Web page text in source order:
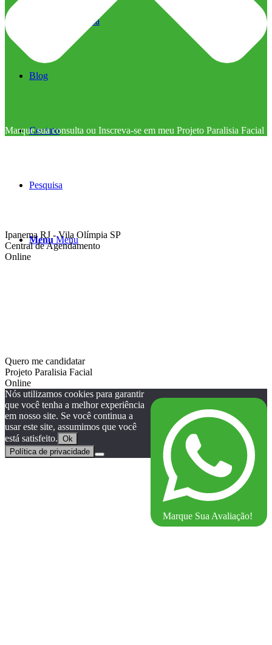
Imprensa
Blog
Contato
Pesquisa
Menu Menu
Marque sua consulta ou Inscreva-se em meu Projeto Paralisia Facial
Ipanema RJ - Vila Olímpia SP
Central de Agendamento
Online
Quero me candidatar
Projeto Paralisia Facial
Online
Marque Sua Avaliação!
Nós utilizamos cookies para garantir
que você tenha a melhor experiência
em nosso site. Se você continua a
usar este site, assumimos que você
está satisfeito. Ok
Política de privacidade